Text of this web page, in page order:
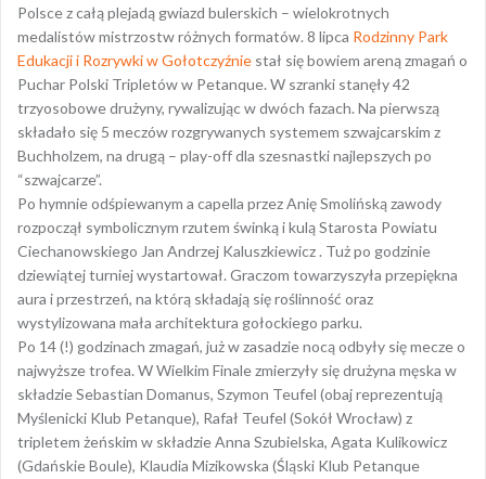
Polsce z całą plejadą gwiazd bulerskich – wielokrotnych
medalistów mistrzostw różnych formatów. 8 lipca Rodzinny Park
Edukacji i Rozrywki w Gołotczyźnie stał się bowiem areną zmagań o
Puchar Polski Tripletów w Petanque. W szranki stanęły 42
trzyosobowe drużyny, rywalizując w dwóch fazach. Na pierwszą
składało się 5 meczów rozgrywanych systemem szwajcarskim z
Buchholzem, na drugą – play-off dla szesnastki najlepszych po
“szwajcarze”.
Po hymnie odśpiewanym a capella przez Anię Smolińską zawody
rozpoczął symbolicznym rzutem świnką i kulą Starosta Powiatu
Ciechanowskiego Jan Andrzej Kaluszkiewicz . Tuż po godzinie
dziewiątej turniej wystartował. Graczom towarzyszyła przepiękna
aura i przestrzeń, na którą składają się roślinność oraz
wystylizowana mała architektura gołockiego parku.
Po 14 (!) godzinach zmagań, już w zasadzie nocą odbyły się mecze o
najwyższe trofea. W Wielkim Finale zmierzyły się drużyna męska w
składzie Sebastian Domanus, Szymon Teufel (obaj reprezentują
Myślenicki Klub Petanque), Rafał Teufel (Sokół Wrocław) z
tripletem żeńskim w składzie Anna Szubielska, Agata Kulikowicz
(Gdańskie Boule), Klaudia Mizikowska (Śląski Klub Petanque